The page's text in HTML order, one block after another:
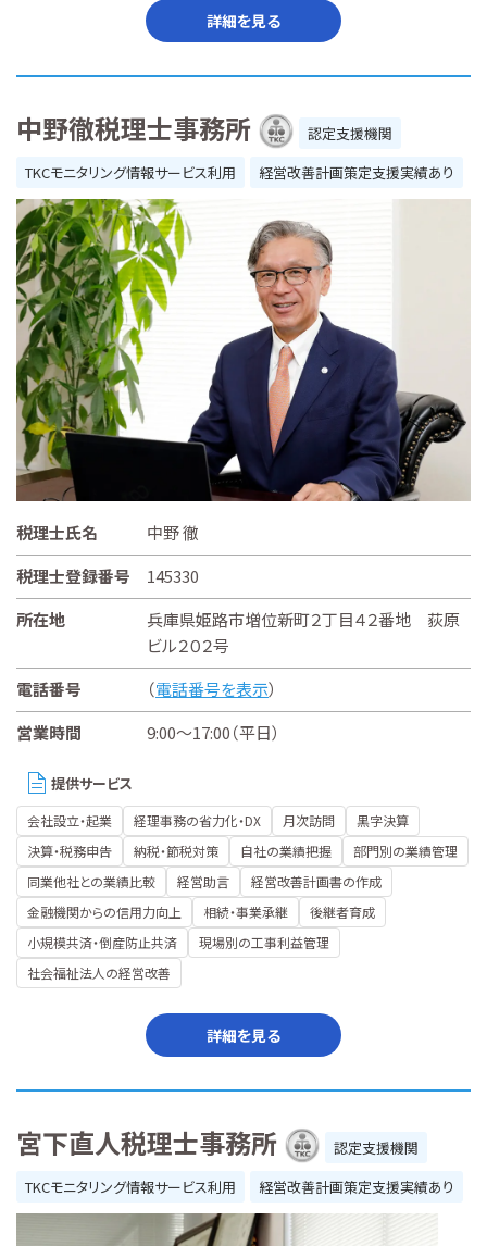
詳細を見る
中野徹税理士事務所
認定支援機関
TKCモニタリング情報サービス利用
経営改善計画策定支援実績あり
税理士氏名
中野 徹
税理士登録番号
145330
所在地
兵庫県姫路市増位新町２丁目４２番地 荻原
ビル２０２号
電話番号
（電話番号を表示）
営業時間
9:00～17:00（平日）
提供サービス
会社設立・起業 経理事務の省力化・DX 月次訪問
黒字決算
決算・税務申告
納税・節税対策 自社の業績把握
部門別の業績管理
同業他社との業績比較
経営助言
経営改善計画書の作成
金融機関からの信用力向上
相続・事業承継
後継者育成
小規模共済・倒産防止共済
現場別の工事利益管理
社会福祉法人の経営改善
詳細を見る
宮下直人税理士事務所
認定支援機関
TKCモニタリング情報サービス利用
経営改善計画策定支援実績あり